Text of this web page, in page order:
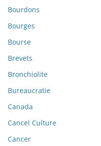
Bourdons
Bourges
Bourse
Brevets
Bronchiolite
Bureaucratie
Canada
Cancel Culture
Cancer